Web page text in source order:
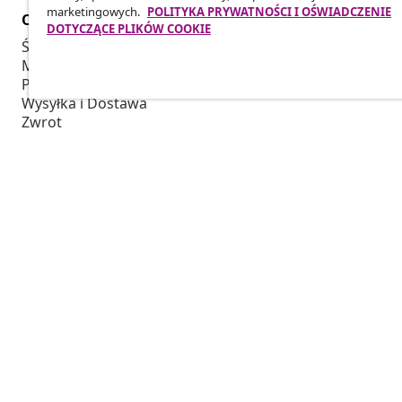
Obsługa Klienta
Śledź swoje zamówienie
Moje konto
Płatność
Wysyłka i Dostawa
Zwrot
Biznes
marketingowych. POLITYKA PRYWATNOŚCI I OŚWIADCZENIE
DOTYCZĄCE PLIKÓW COOKIE